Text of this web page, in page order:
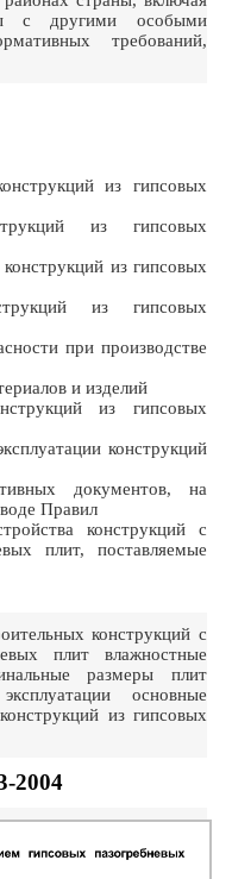
с другими особыми
требований,
из гипсовых
из гипсовых
из гипсовых
из гипсовых
при производстве
и изделий
из гипсовых
конструкций
документов, на
Правил
конструкций с
плит, поставляемые
конструкций с
плит влажностные
размеры плит
основные
из гипсовых
2004